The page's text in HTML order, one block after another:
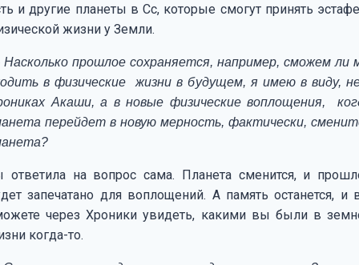
и другие планеты в Сс, которые смогут принять
жизни у Земли.
прошлое сохраняется, например, сможем ли
в физические жизни в будущем, я имею в виду,
Акаши, а в новые физические воплощения,
перейдет в новую мерность, фактически,
ответила на вопрос сама. Планета сменится, и
запечатано для воплощений. А память останется, и
через Хроники увидеть, какими вы были в
когда-то.